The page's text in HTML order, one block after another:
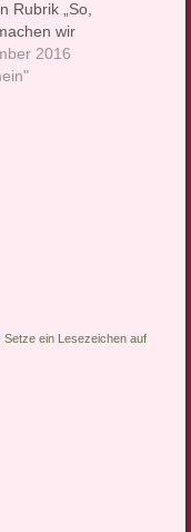
Rubrik „So,
wir
kann es
gehen,
2016
ein Lesezeichen auf